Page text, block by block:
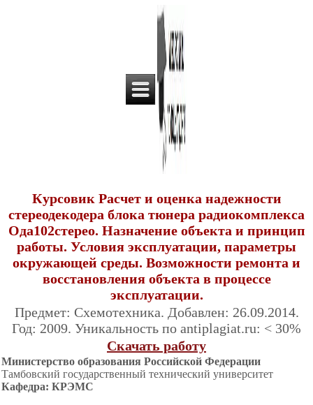
Курсовик Расчет и оценка надежности
стереодекодера блока тюнера радиокомплекса
Ода102стерео. Назначение объекта и принцип
работы. Условия эксплуатации, параметры
окружающей среды. Возможности ремонта и
восстановления объекта в процессе
эксплуатации.
Предмет: Схемотехника. Добавлен: 26.09.2014.
Год: 2009. Уникальность по antiplagiat.ru: < 30%
Скачать работу
Министерство образования Российской Федерации
Тамбовский государственный технический университет
Кафедра: КРЭМС